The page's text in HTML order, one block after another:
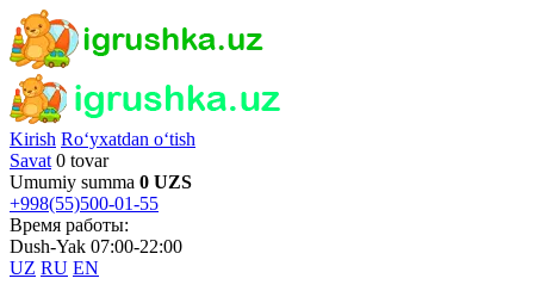
Kirish Ro‘yxatdan o‘tish
Savat 0 tovar
Umumiy summa 0 UZS
+998(55)500-01-55
Время работы:
Dush-Yak 07:00-22:00
UZ RU EN